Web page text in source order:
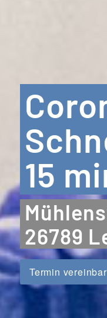
15
26789
Termin